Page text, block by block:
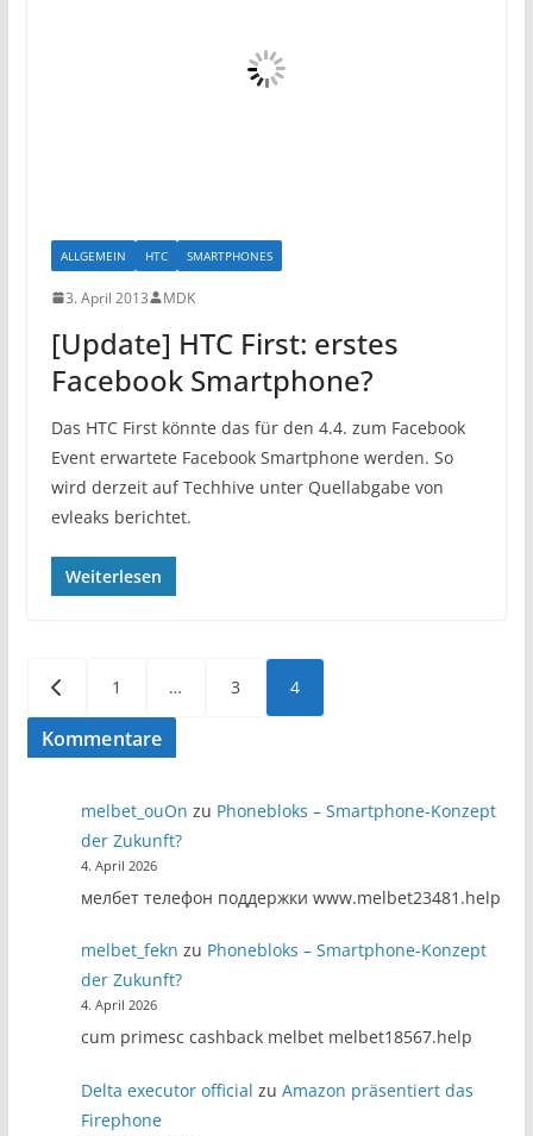
ALLGEMEIN HTC SMARTPHONES
3. April 2013 MDK
[Update] HTC First: erstes
Facebook Smartphone?
Das HTC First könnte das für den 4.4. zum Facebook
Event erwartete Facebook Smartphone werden. So
wird derzeit auf Techhive unter Quellabgabe von
evleaks berichtet.
Weiterlesen
Seitennummerierung
der
1 … 3 4
Kommentare
melbet_ouOn zu Phonebloks – Smartphone-Konzept
der Zukunft?
4. April 2026
мелбет телефон поддержки www.melbet23481.help
melbet_fekn zu Phonebloks – Smartphone-Konzept
der Zukunft?
4. April 2026
cum primesc cashback melbet melbet18567.help
Delta executor official zuAmazon präsentiert das
Firephone